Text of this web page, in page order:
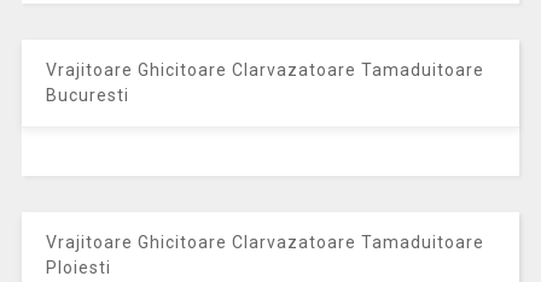
Vrajitoare Ghicitoare Clarvazatoare Tamaduitoare
Bucuresti
Vrajitoare Ghicitoare Clarvazatoare Tamaduitoare
Ploiesti